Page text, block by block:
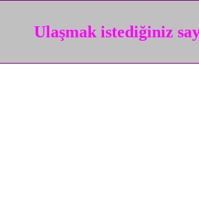
Ulaşmak istediğiniz